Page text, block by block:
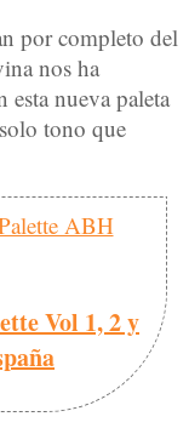
por completo del
nos ha
esta nueva paleta
tono que
Vol 1, 2 y